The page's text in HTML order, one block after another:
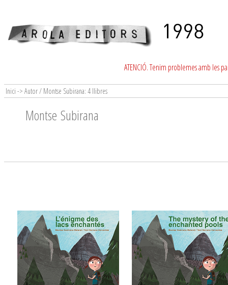
ATENCIÓ. Tenim problemes amb les
Inici -> Autor / Montse Subirana: 4 llibres
Montse Subirana